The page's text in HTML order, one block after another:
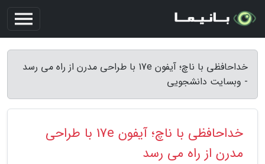
خداحافظی با ناچ؛ آیفون 17e با طراحی مدرن از راه می رسد
- وبسایت دانشجویی
خداحافظی با ناچ؛ آیفون 17e با طراحی
مدرن از راه می رسد